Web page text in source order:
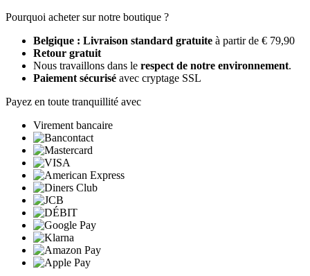
Pourquoi acheter sur notre boutique ?
Belgique : Livraison standard gratuite à partir de € 79,90
Retour gratuit
Nous travaillons dans le respect de notre environnement.
Paiement sécurisé avec cryptage SSL
Payez en toute tranquillité avec
Virement bancaire